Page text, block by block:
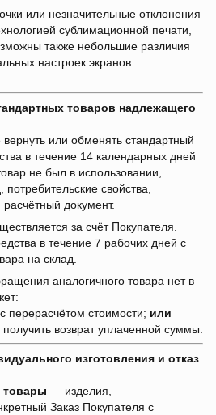
или незначительные отклонения
сублимационной печати,
также небольшие различия
настроек экранов
товаров надлежащего
вернуть или обменять стандартный
в течение 14 календарных дней
не был в использовании,
свойства,
документ.
за счёт Покупателя.
в течение 7 рабочих дней с
на склад.
аналогичного товара нет в
перерасчётом стоимости; или
возврат уплаченной суммы.
изготовления и отказ
товары — изделия,
Заказ Покупателя с